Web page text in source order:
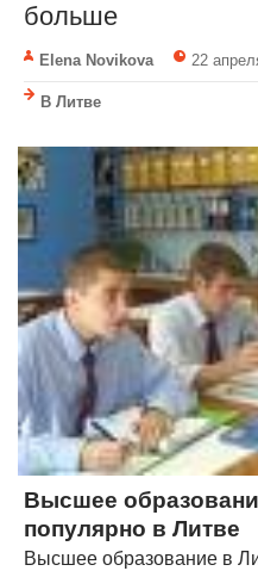
больше
Elena Novikova 22
В Литве
Высшее
популярно в Литве
Высшее образование в